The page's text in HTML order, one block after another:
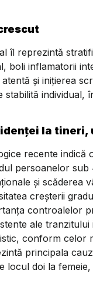
îl reprezintă
boli inflamatorii
și inițierea
stabilită
la tineri,
recente
persoanelor sub
și scăderea
creșterii
controalelor
ale
conform celor
principala
locul doi la